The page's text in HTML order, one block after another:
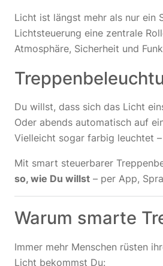
Licht ist längst mehr als nur ein
Lichtsteuerung eine zentrale
Atmosphäre, Sicherheit und
Du willst, dass sich das Licht
Oder abends automatisch auf
Vielleicht sogar farbig leuchtet
Mit smart steuerbarer
so, wie Du willst – per App,
Warum smarte
Immer mehr Menschen rüsten
Licht bekommst Du: